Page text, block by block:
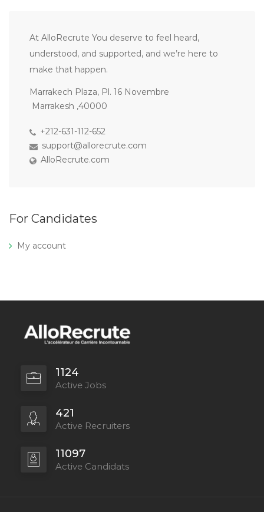
At AlloRecrute You deserve to feel heard,
understood, and supported, and we’re here to
make that happen.
Marrakech Plaza, Pl. 16 Novembre
Marrakesh ,40000
+212-631-112-652
support@allorecrute.com
AlloRecrute.com
For Candidates
My account
1124
Active Jobs
421
Active Recruiters
11097
Active Candidats